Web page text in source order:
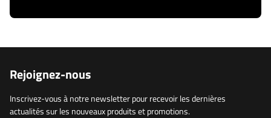
Rejoignez-nous
Inscrivez-vous à notre newsletter pour recevoir les dernières
actualités sur les nouveaux produits et promotions.